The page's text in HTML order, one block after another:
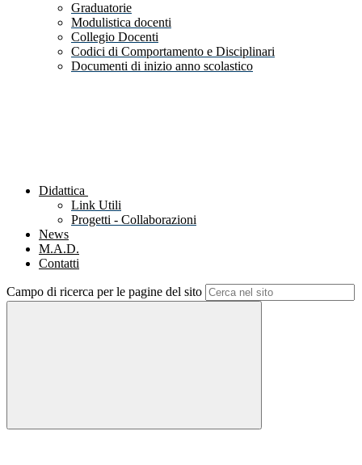
Graduatorie
Modulistica docenti
Collegio Docenti
Codici di Comportamento e Disciplinari
Documenti di inizio anno scolastico
Didattica
Link Utili
Progetti - Collaborazioni
News
M.A.D.
Contatti
Campo di ricerca per le pagine del sito